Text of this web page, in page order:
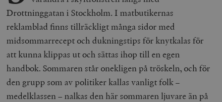
Drottninggatan i Stockholm. I matbutikernas
reklamblad finns tillräckligt många sidor med
midsommarrecept och dukningstips för knytkalas för
att kunna klippas ut och sättas ihop till en egen
handbok. Sommaren står onekligen på tröskeln, och för
den grupp som av politiker kallas vanligt folk –
medelklassen – nalkas den här sommaren ljuvare än på